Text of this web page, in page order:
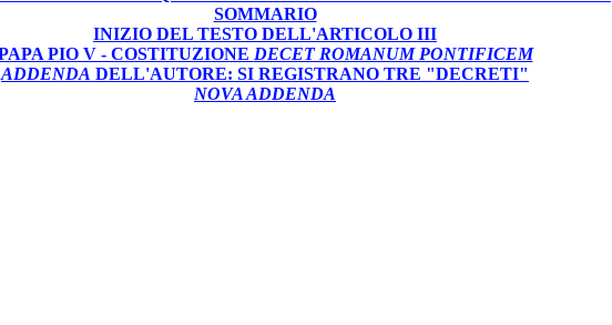
SOMMARIO
INIZIO DEL TESTO DELL'ARTICOLO III
PIO V - COSTITUZIONE DECET ROMANUM PONTIFICEM
ADDENDA DELL'AUTORE: SI REGISTRANO TRE "DECRETI"
NOVA ADDENDA